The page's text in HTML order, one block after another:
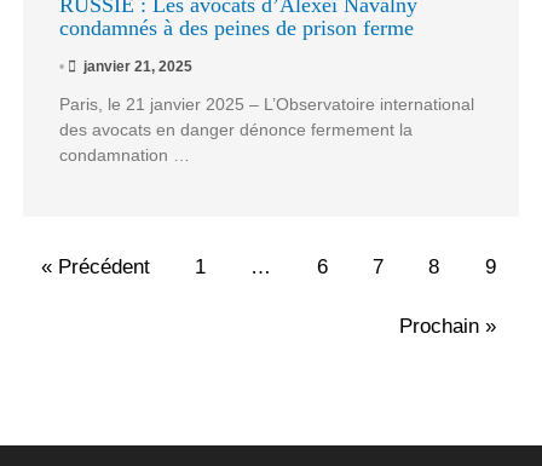
RUSSIE : Les avocats d’Alexeï Navalny
condamnés à des peines de prison ferme
• janvier 21, 2025
Paris, le 21 janvier 2025 – L’Observatoire international
des avocats en danger dénonce fermement la
condamnation …
« Précédent 1 … 6 7 8 9
Prochain »